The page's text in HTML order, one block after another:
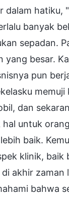
dalam hatiku,
banyak
sepadan.
besar.
pun
dan
untuk
baik.
klinik, baik
di akhir zaman
bahwa